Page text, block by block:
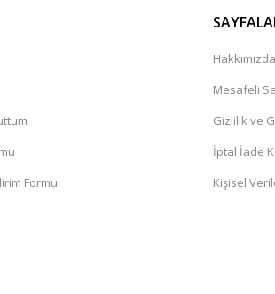
Formu
Hakkımızda
Mesafeli
Gizlilik ve
İptal İade
Kişisel